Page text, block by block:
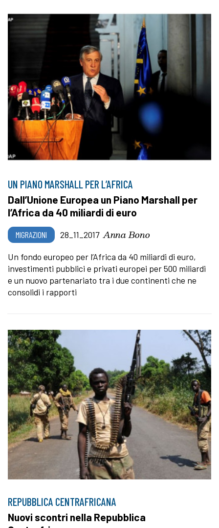
UN PIANO MARSHALL PER L’AFRICA
Dall’Unione Europea un Piano Marshall per
l’Africa da 40 miliardi di euro
MIGRAZIONI 28_11_2017 Anna Bono
Un fondo europeo per l’Africa da 40 miliardi di euro,
investimenti pubblici e privati europei per 500 miliardi
e un nuovo partenariato tra i due continenti che ne
consolidi i rapporti
REPUBBLICA CENTRAFRICANA
Nuovi scontri nella Repubblica